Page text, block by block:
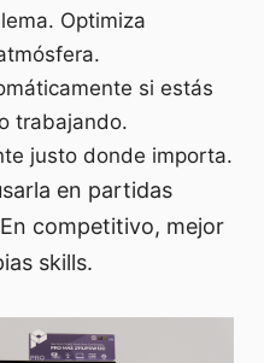
Optimiza
si estás
trabajando.
justo donde importa.
en partidas
competitivo, mejor
skills.